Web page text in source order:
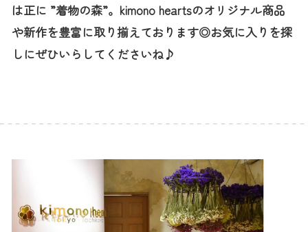
は正に ”着物の森”。kimono heartsのオリジナル商品
や新作を豊富に取り揃えております◎お気に入りを探
しにぜひいらしてくださいね♪